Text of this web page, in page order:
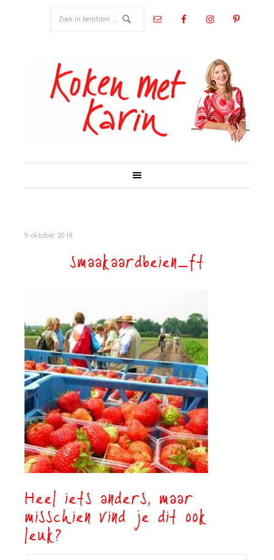
9 oktober 2018
smaakaardbeien_ft
Heel iets anders, maar
misschien vind je dit ook
leuk?